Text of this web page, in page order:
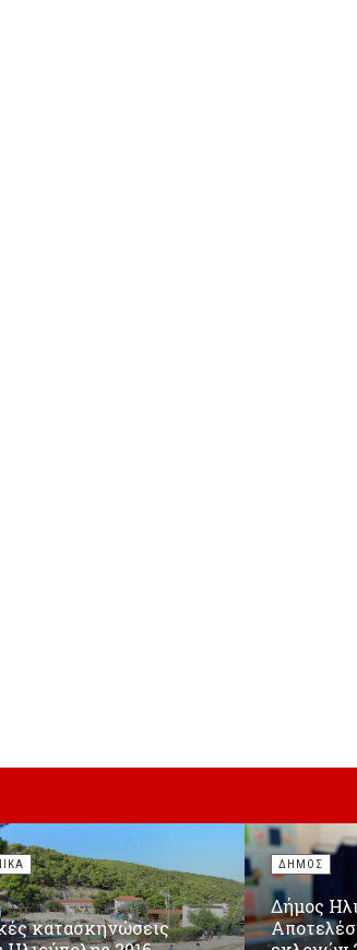
κατασκηνώσεις
ΔΗΜΟΣ
Δήμος